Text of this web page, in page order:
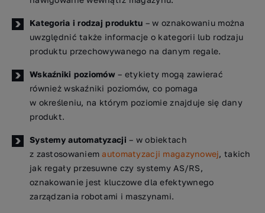
Kategoria i rodzaj produktu – w oznakowaniu można
uwzględnić także informacje o kategorii lub rodzaju
produktu przechowywanego na danym regale.
Wskaźniki poziomów – etykiety mogą zawierać
również wskaźniki poziomów, co pomaga
w określeniu, na którym poziomie znajduje się dany
produkt.
Systemy automatyzacji – w obiektach
z zastosowaniemautomatyzacji magazynowej, takich
jak regały przesuwne czy systemy AS/RS,
oznakowanie jest kluczowe dla efektywnego
zarządzania robotami i maszynami.